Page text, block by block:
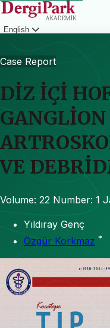
English
Case Report
DİZ İÇİ
VE
Volume: 22 Number: 1
Yıldıray Genç
Özgür Korkmaz *